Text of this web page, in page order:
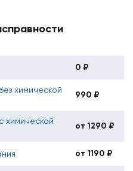
0 ₽
химической
990 ₽
химической
от 1290 ₽
от 1190 ₽